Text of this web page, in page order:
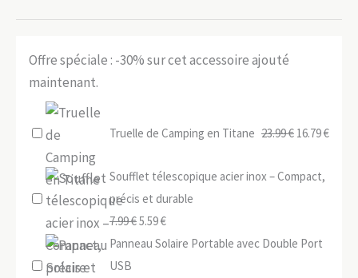
Offre spéciale : -30% sur cet accessoire ajouté
maintenant.
Truelle de Camping en Titane 23.99€ Le
initial
16.79€Le
Soufflet télescopique acier inox – Compact,
précis et durable
7.99€Le
prix
5.59€Le
prix
Panneau Solaire Portable avec Double Port
USB